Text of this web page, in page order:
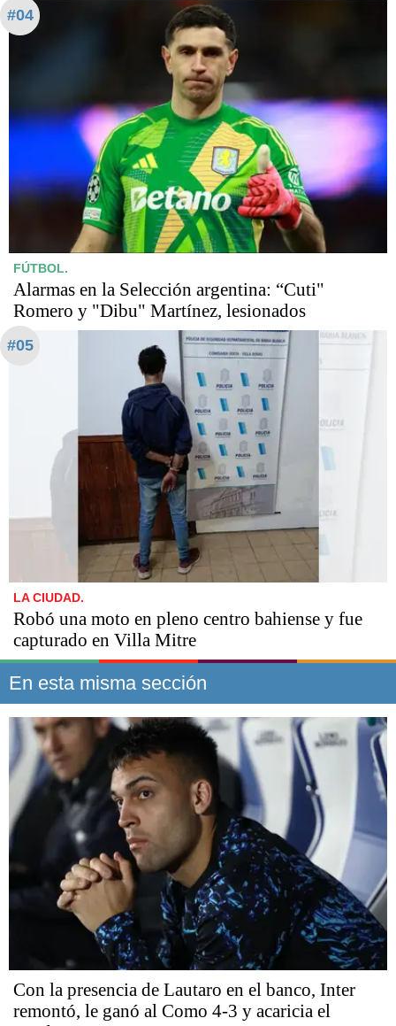
#04
FÚTBOL.
Alarmas en la Selección argentina: “Cuti"
Romero y "Dibu" Martínez, lesionados
#05
LA CIUDAD.
Robó una moto en pleno centro bahiense y fue
capturado en Villa Mitre
En esta misma sección
Con la presencia de Lautaro en el banco, Inter
remontó, le ganó al Como 4-3 y acaricia el